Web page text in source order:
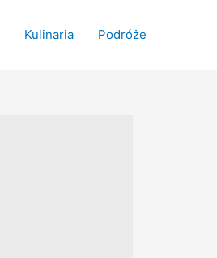
Kulinaria Podróże